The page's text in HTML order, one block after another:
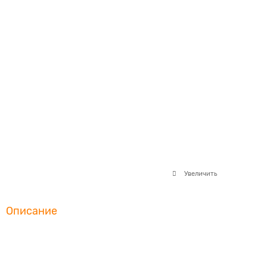
Увеличить
Описание